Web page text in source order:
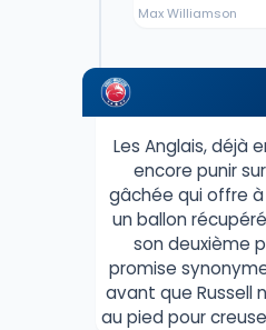
Max Williamson
Les Anglais, déjà
encore punir
gâchée qui offre
un ballon
son deuxième
promise
avant que Russell
au pied pour